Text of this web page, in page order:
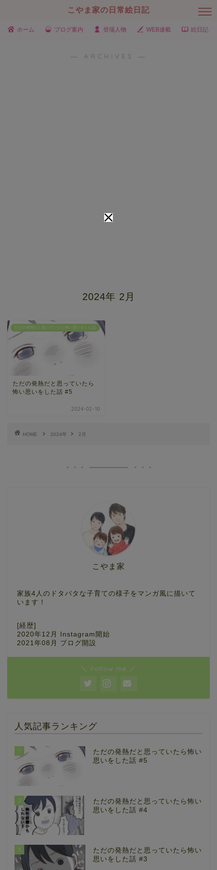
こやま家の日常絵日記
ホーム ブログ案内 登場人物 WEB連載 絵日記
― ARCHIVES ―
2024年 2月
ただの発熱だと思っていたら怖い思いをした話
ただの発熱だと思っていたら
怖い思いをした話 #5
2024-02-10
HOME 2024年 2月
こやま家
家族4人のドタバタな子育ての様子をマンガ風に描いて
います！
[経歴]
2020年12月 Instagram開始
2021年08月 ブログ開設
＼ Follow me ／
人気記事ランキング
1
ただの発熱だと思っていたら怖い
思いをした話 #5
2
ただの発熱だと思っていたら怖い
思いをした話 #4
3
ただの発熱だと思っていたら怖い
思いをした話 #3